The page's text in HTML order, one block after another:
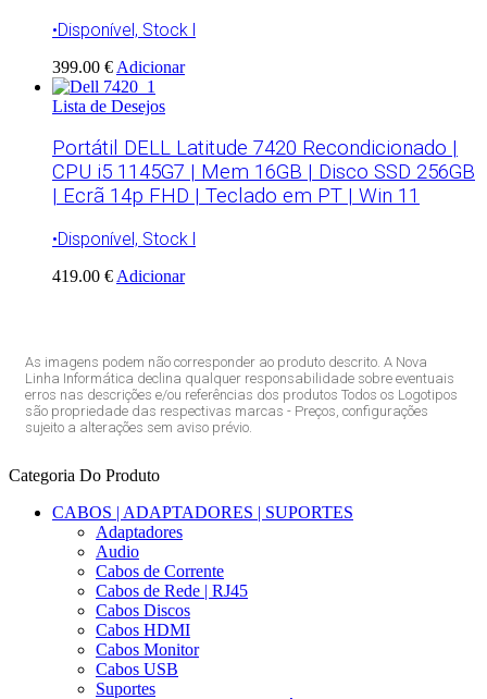
•Disponível, Stock l
399.00 € Adicionar
Lista de Desejos
Portátil DELL Latitude 7420 Recondicionado |
CPU i5 1145G7 | Mem 16GB | Disco SSD 256GB
| Ecrã 14p FHD | Teclado em PT | Win 11
•Disponível, Stock l
419.00 € Adicionar
As imagens podem não corresponder ao produto descrito. A Nova
Linha Informática declina qualquer responsabilidade sobre eventuais
erros nas descrições e/ou referências dos produtos Todos os Logotipos
são propriedade das respectivas marcas - Preços, configurações
sujeito a alterações sem aviso prévio.
Categoria Do Produto
CABOS | ADAPTADORES | SUPORTES
Adaptadores
Audio
Cabos de Corrente
Cabos de Rede | RJ45
Cabos Discos
Cabos HDMI
Cabos Monitor
Cabos USB
Suportes